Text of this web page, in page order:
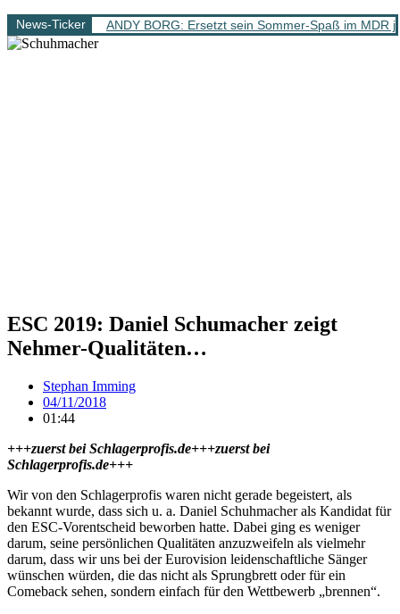
News-Ticker ANDY BORG: Ersetzt sein Sommer-Spaß im MDR
ESC 2019: Daniel Schumacher zeigt
Nehmer-Qualitäten…
Stephan Imming
04/11/2018
01:44
+++zuerst bei Schlagerprofis.de+++zuerst bei
Schlagerprofis.de+++
Wir von den Schlagerprofis waren nicht gerade begeistert, als
bekannt wurde, dass sich u. a. Daniel Schuhmacher als Kandidat für
den ESC-Vorentscheid beworben hatte. Dabei ging es weniger
darum, seine persönlichen Qualitäten anzuzweifeln als vielmehr
darum, dass wir uns bei der Eurovision leidenschaftliche Sänger
wünschen würden, die das nicht als Sprungbrett oder für ein
Comeback sehen, sondern einfach für den Wettbewerb „brennen“.